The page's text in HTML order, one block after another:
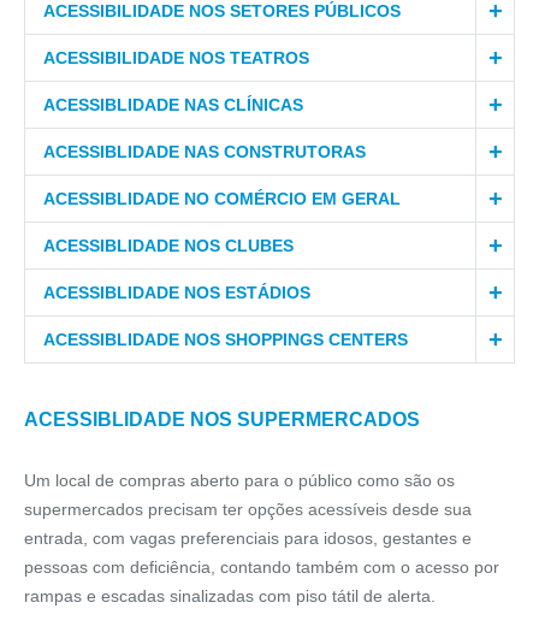
ACESSIBILIDADE NOS SETORES PÚBLICOS
ACESSIBILIDADE NOS TEATROS
ACESSIBLIDADE NAS CLÍNICAS
ACESSIBLIDADE NAS CONSTRUTORAS
ACESSIBLIDADE NO COMÉRCIO EM GERAL
ACESSIBLIDADE NOS CLUBES
ACESSIBLIDADE NOS ESTÁDIOS
ACESSIBLIDADE NOS SHOPPINGS CENTERS
ACESSIBLIDADE NOS SUPERMERCADOS
Um local de compras aberto para o público como são os
supermercados precisam ter opções acessíveis desde sua
entrada, com vagas preferenciais para idosos, gestantes e
pessoas com deficiência, contando também com o acesso por
rampas e escadas sinalizadas com piso tátil de alerta.